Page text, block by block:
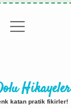
menüyü
aç
Hikayeler
katan pratik fikirler!